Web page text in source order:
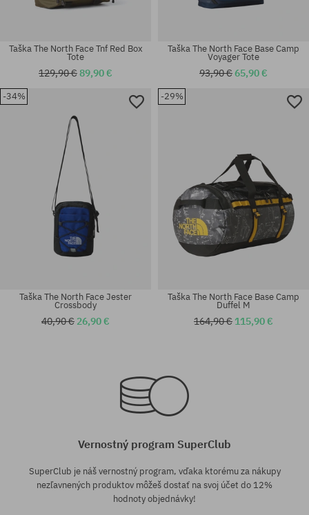
univerzálna veľkosť
Taška The North Face Tnf Red Box
Tote
129,90 €89,90 €
Taška The North Face Base Camp
Voyager Tote
93,90 €65,90 €
-34%
Taška The North Face Jester
Crossbody
40,90 € 26,90 €
-29%
Taška The North Face Base Camp
Duffel M
164,90 € 115,90 €
Vernostný program SuperClub
SuperClub je náš vernostný program, vďaka ktorému za nákupy
nezľavnených produktov môžeš dostať na svoj účet do 12%
hodnoty objednávky!